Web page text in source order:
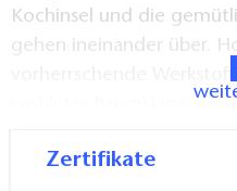
Kochinsel und die
gehen ineinander über.
vorherrschende
Kinderbetten und
Zertifikate